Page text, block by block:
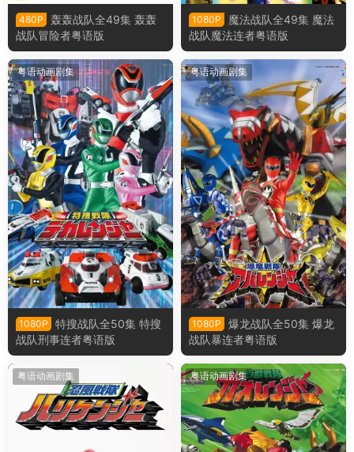
480P
轰轰战队全49集 轰轰
战队冒险者粤语版
1080P
魔法战队全49集 魔法
战队魔法连者粤语版
粤语动画剧集
1080P
特搜战队全50集 特搜
战队刑事连者粤语版
粤语动画剧集
1080P
爆龙战队全50集 爆龙
战队暴连者粤语版
粤语动画剧集 粤语动画剧集